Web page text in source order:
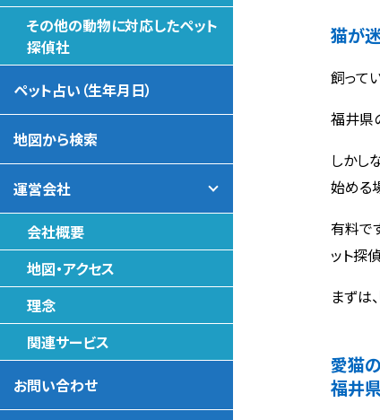
猫が
飼って
福井県
しかし
始める
有料で
ット探
まずは、
愛猫
福井
その他の動物に対応したペット
探偵社
ペット占い（生年月日）
地図から検索
運営会社
会社概要
地図・アクセス
理念
関連サービス
お問い合わせ